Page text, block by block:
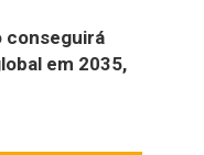
conseguirá
em 2035,